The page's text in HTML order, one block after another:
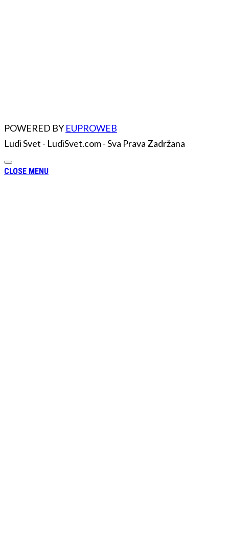
POWERED BYEUPROWEB
Ludi Svet - LudiSvet.com - Sva Prava Zadržana
CLOSE MENU